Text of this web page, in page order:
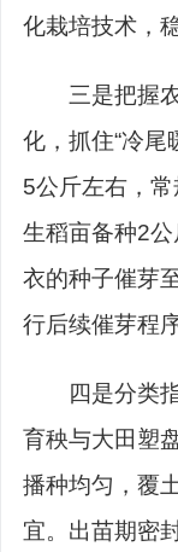
化栽培技术，
三是把握
化，抓住“冷尾
5公斤左右，
生稻亩备种2公
衣的种子催芽
行后续催芽程序
四是分类
育秧与大田塑
播种均匀，覆
宜。出苗期密